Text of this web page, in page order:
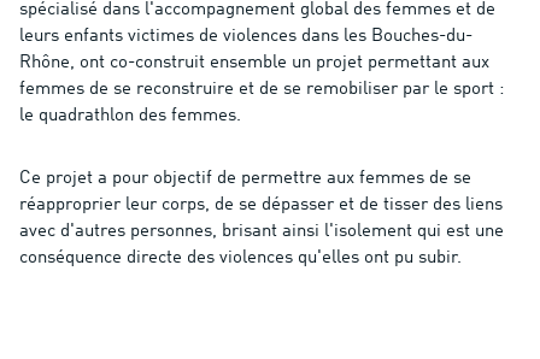
spécialisé dans l'accompagnement global des femmes et de
leurs enfants victimes de violences dans les Bouches-du-
Rhône, ont co-construit ensemble un projet permettant aux
femmes de se reconstruire et de se remobiliser par le sport :
le quadrathlon des femmes.
Ce projet a pour objectif de permettre aux femmes de se
réapproprier leur corps, de se dépasser et de tisser des liens
avec d'autres personnes, brisant ainsi l'isolement qui est une
conséquence directe des violences qu'elles ont pu subir.